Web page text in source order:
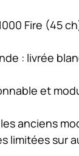
Fire (45
: livrée
et
anciens
limitées sur